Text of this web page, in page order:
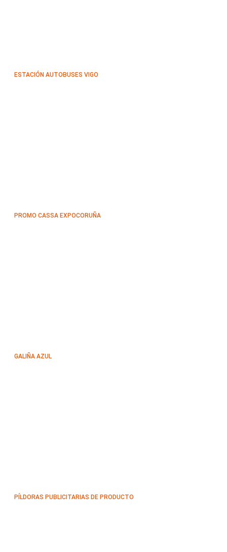
ESTACIÓN AUTOBUSES VIGO
PROMO CASSA EXPOCORUÑA
GALIÑA AZUL
PÍLDORAS PUBLICITARIAS DE PRODUCTO